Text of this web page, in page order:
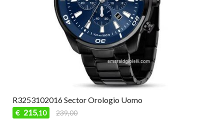
R3253102016 Sector Orologio Uomo
€ 215,10 239,00